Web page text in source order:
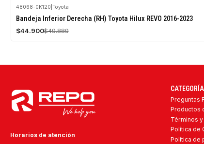
-10%
OFF
48068-0K120 Toyota
Bandeja Inferior Derecha (RH) Toyota Hilux REVO 2016-2023
$44.900$49.889
Horarios de atención
Preguntas
Productos
Términos
Política de
Política de